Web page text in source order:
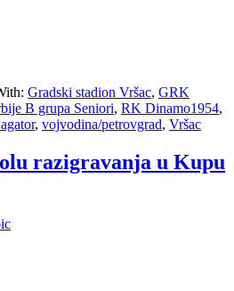
Gradski stadion Vršac, GRK
B grupa Seniori, RK Dinamo1954,
, vojvodina/petrovgrad, Vršac
razigravanja u Kupu